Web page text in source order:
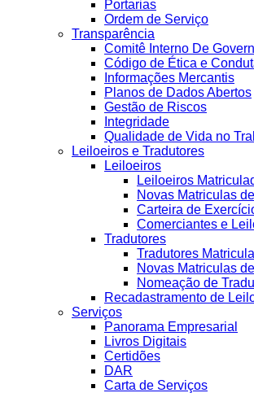
Portarias
Ordem de Serviço
Transparência
Comitê Interno De
Código de Ética e
Informações Mercantis
Planos de Dados Abertos
Gestão de Riscos
Integridade
Qualidade de Vida no
Leiloeiros e Tradutores
Leiloeiros
Leiloeiros
Novas Matriculas
Carteira de
Comerciantes e
Tradutores
Tradutores
Novas Matriculas
Nomeação de
Recadastramento de
Serviços
Panorama Empresarial
Livros Digitais
Certidões
DAR
Carta de Serviços